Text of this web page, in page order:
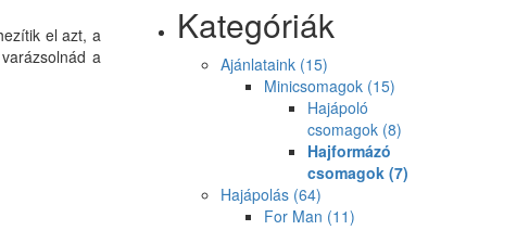
el azt, a
a
Kategóriák
Ajánlataink (15)
Minicsomagok (15)
Hajápoló
csomagok (8)
Hajformázó
csomagok (7)
Hajápolás (64)
For Man (11)